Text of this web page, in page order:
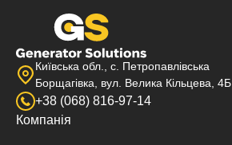
Київська обл., с. Петропавлівська
Борщагівка, вул. Велика Кільцева, 4Б
+38 (068) 816-97-14
Компанія